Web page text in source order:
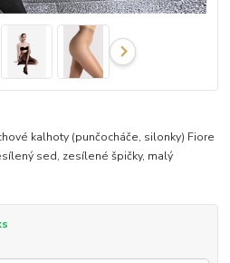
kalhoty (punčocháče, silonky) Fiore
sed, zesílené špičky, malý